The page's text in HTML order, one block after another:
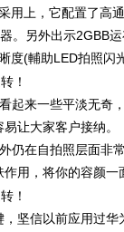
用上，它配置了高
。另外出示2GBB
(輔助LED拍照闪
起来一些平淡无奇
让大家客户接纳。
仍在自拍照层面非
用，将你的容颜一
坚信以前应用过